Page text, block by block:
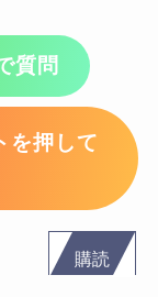
質問
を押して
購読